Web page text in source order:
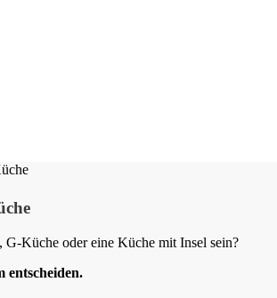
Küche oder eine Küche mit Insel sein?
entscheiden.